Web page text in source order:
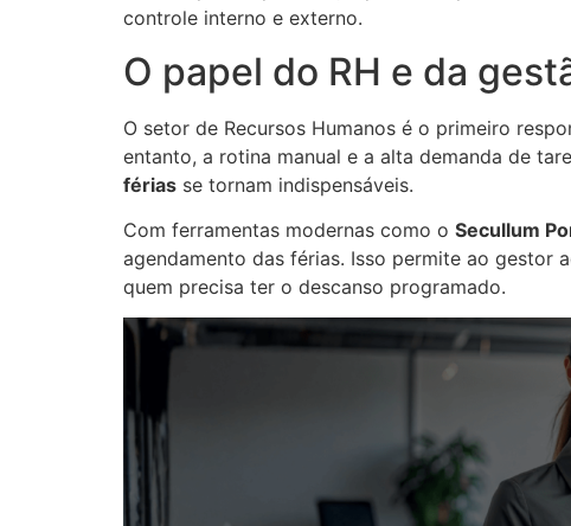
controle interno e externo.
O papel do RH e da
O setor de Recursos Humanos é o primeiro
entanto, a rotina manual e a alta demanda de
fériasse tornam indispensáveis.
Com ferramentas modernas como o Secullum
agendamento das férias. Isso permite ao gestor
quem precisa ter o descanso programado.